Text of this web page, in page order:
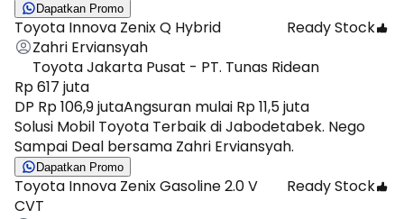
Dapatkan Promo
Toyota Innova Zenix Q Hybrid
Ready Stock
Zahri Erviansyah
Toyota Jakarta Pusat - PT. Tunas Ridean
Rp 617 juta
DP Rp 106,9 jutaAngsuran mulai Rp 11,5 juta
Solusi Mobil Toyota Terbaik di Jabodetabek. Nego
Sampai Deal bersama Zahri Erviansyah.
Dapatkan Promo
Toyota Innova Zenix Gasoline 2.0 V
CVT
Ready Stock